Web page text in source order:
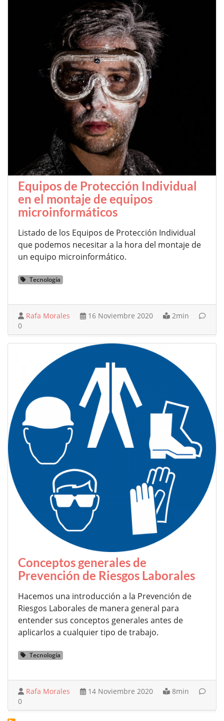
Equipos de Protección Individual
en el montaje de equipos
microinformáticos
Listado de los Equipos de Protección Individual
que podemos necesitar a la hora del montaje de
un equipo microinformático.
Tecnología
Rafa Morales 16 Noviembre 2020
2min
0
Conceptos generales de
Prevención de Riesgos Laborales
Hacemos una introducción a la Prevención de
Riesgos Laborales de manera general para
entender sus conceptos generales antes de
aplicarlos a cualquier tipo de trabajo.
Tecnología
Rafa Morales 14 Noviembre 2020
8min
0